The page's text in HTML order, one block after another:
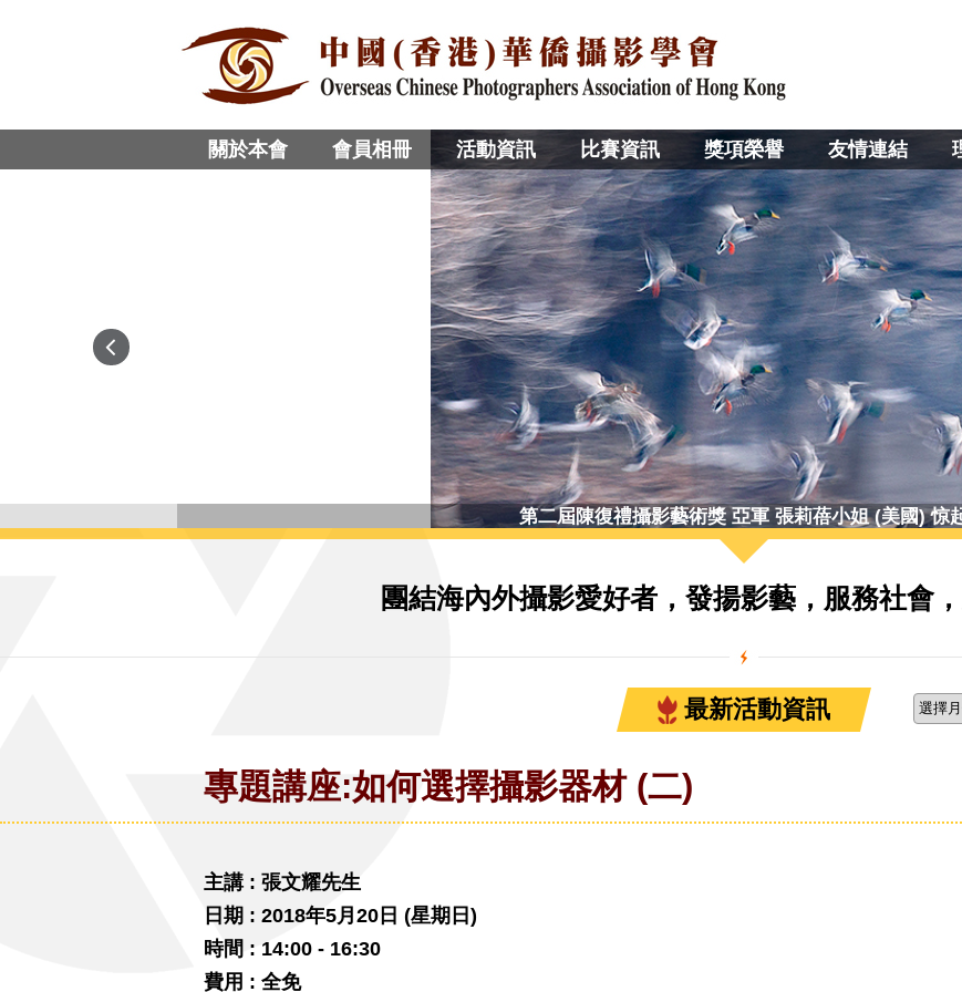
關於本會 會員相冊 活動資訊 比賽資訊 獎項榮譽 友情連結
第二屆陳復禮攝影藝術獎 亞軍 張莉蓓小姐 (美國) 惊
團結海內外攝影愛好者，發揚影藝，服務社會，
最新活動資訊
專題講座:如何選擇攝影器材 (二)
主講 : 張文耀先生
日期 : 2018年5月20日 (星期日)
時間 : 14:00 - 16:30
費用 : 全免